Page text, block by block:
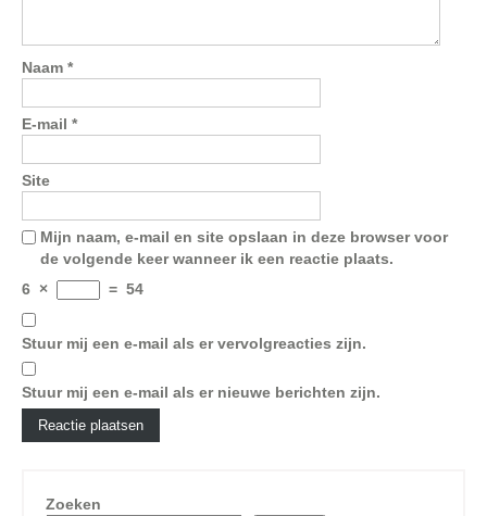
Naam *
E-mail *
Site
Mijn naam, e-mail en site opslaan in deze browser voor
de volgende keer wanneer ik een reactie plaats.
6 × = 54
Stuur mij een e-mail als er vervolgreacties zijn.
Stuur mij een e-mail als er nieuwe berichten zijn.
Zoeken